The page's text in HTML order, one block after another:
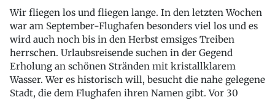
Wir fliegen los und fliegen lange. In den letzten Wochen
war am September-Flughafen besonders viel los und es
wird auch noch bis in den Herbst emsiges Treiben
herrschen. Urlaubsreisende suchen in der Gegend
Erholung an schönen Stränden mit kristallklarem
Wasser. Wer es historisch will, besucht die nahe gelegene
Stadt, die dem Flughafen ihren Namen gibt. Vor 30